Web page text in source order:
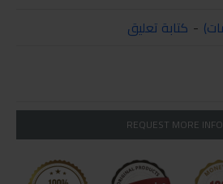
- كتابة تعليق
REQUEST MORE INFO